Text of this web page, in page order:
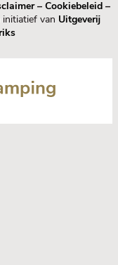
– Cookiebeleid–
initiatief van Uitgeverij